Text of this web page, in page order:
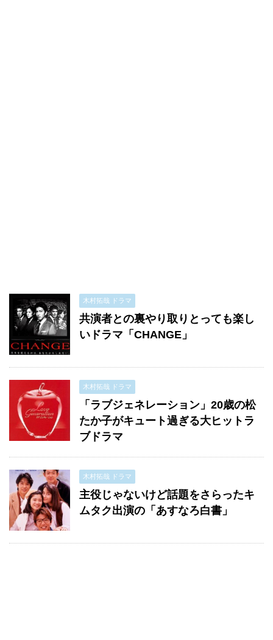
木村拓哉 ドラマ
共演者との裏やり取りとっても楽し
いドラマ「CHANGE」
木村拓哉 ドラマ
「ラブジェネレーション」20歳の松
たか子がキュート過ぎる大ヒットラ
ブドラマ
木村拓哉 ドラマ
主役じゃないけど話題をさらったキ
ムタク出演の「あすなろ白書」